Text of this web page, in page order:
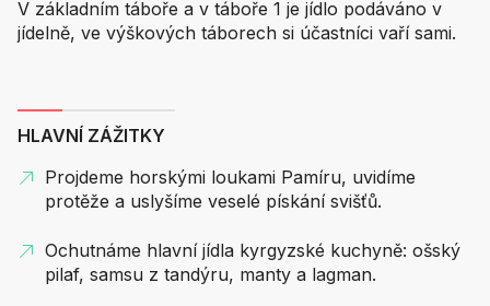
V základním táboře a v táboře 1 je jídlo podáváno v
jídelně, ve výškových táborech si účastníci vaří sami.
HLAVNÍ ZÁŽITKY
Projdeme horskými loukami Pamíru, uvidíme
protěže a uslyšíme veselé pískání svišťů.
Ochutnáme hlavní jídla kyrgyzské kuchyně: ošský
pilaf, samsu z tandýru, manty a lagman.